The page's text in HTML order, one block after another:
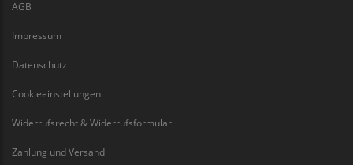
AGB
Impressum
Datenschutz
Cookieeinstellungen
Widerrufsrecht & Widerrufsformular
Zahlung und Versand